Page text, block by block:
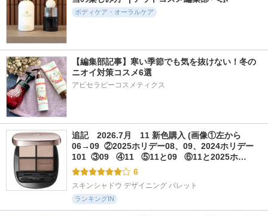
ボディケア・オーラルケア
【編集部記事】寒い季節でも気を抜けない！冬の
ニオイ対策コスメ6選
アピセラピーコスメティクス
追記　2026.7月　11 新色購入 (画像①左から
06→09  ②2025ホリデー08、09、2024ホリデー
101  ③09   ④11   ⑤11と09   ⑥11と2025ホ…
6
スキンシャドウ デザイニング パレット
ランキングIN